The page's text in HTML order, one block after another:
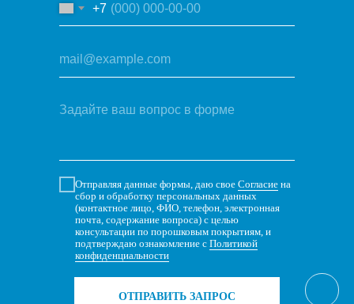
+7
Отправляя данные формы, даю свое Согласие на
сбор и обработку персональных данных
(контактное лицо, ФИО, телефон, электронная
почта, содержание вопроса) с целью
консультации по порошковым покрытиям, и
подтверждаю ознакомление с Политикой
конфиденциальности
ОТПРАВИТЬ ЗАПРОС